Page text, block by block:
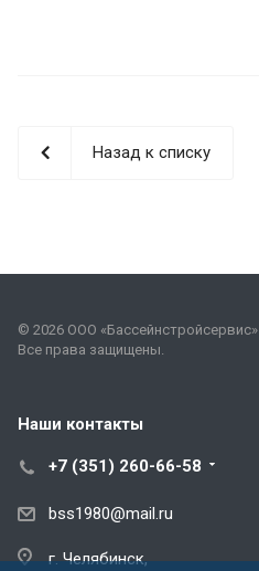
Назад к списку
© 2026 ООО «Бассейнстройсервис»
Все права защищены.
Наши контакты
+7 (351) 260-66-58
bss1980@mail.ru
г. Челябинск,